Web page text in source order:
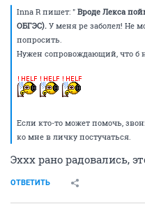
Inna R пишет: " Вроде Лекса
ОБГЭС). У меня ре заболел! Не
попросить.
Нужен сопровождающий, что б
Если кто-то может помочь,
ко мне в личку постучаться.
Эххх рано радовались,
ОТВЕТИТЬ